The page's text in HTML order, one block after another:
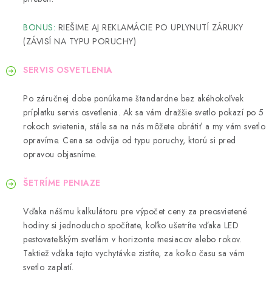
BONUS: RIEŠIME AJ REKLAMÁCIE PO UPLYNUTÍ ZÁRUKY
(ZÁVISÍ NA TYPU PORUCHY)
SERVIS OSVETLENIA
Po záručnej dobe ponúkame štandardne bez akéhokoľvek
príplatku servis osvetlenia. Ak sa vám dražšie svetlo pokazí po 5
rokoch svietenia, stále sa na nás môžete obrátiť a my vám svetlo
opravíme. Cena sa odvíja od typu poruchy, ktorú si pred
opravou objasníme.
ŠETRÍME PENIAZE
Vďaka nášmu kalkulátoru pre výpočet ceny za preosvietené
hodiny si jednoducho spočítate, koľko ušetríte vďaka LED
pestovateľským svetlám v horizonte mesiacov alebo rokov.
Taktiež vďaka tejto vychytávke zistíte, za koľko času sa vám
svetlo zaplatí.